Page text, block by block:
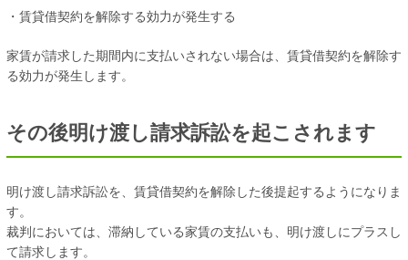
・賃貸借契約を解除する効力が発生する
家賃が請求した期間内に支払いされない場合は、賃貸借契約を解除す
る効力が発生します。
その後明け渡し請求訴訟を起こされます
明け渡し請求訴訟を、賃貸借契約を解除した後提起するようになりま
す。
裁判においては、滞納している家賃の支払いも、明け渡しにプラスし
て請求します。